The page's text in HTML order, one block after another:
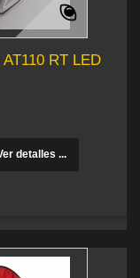
RT LED
detalles ...